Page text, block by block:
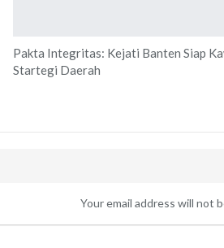
Pakta Integritas: Kejati Banten Siap
Startegi Daerah
Your email address will not